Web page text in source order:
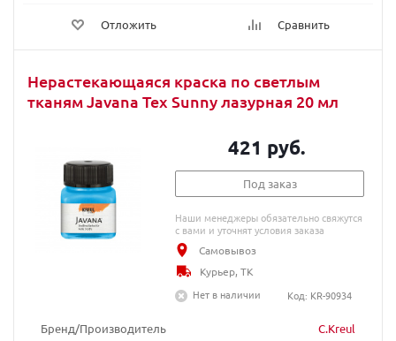
Отложить Сравнить
Нерастекающаяся краска по светлым
тканям Javana Tex Sunny лазурная 20 мл
Бренд/Производитель
C.Kreul
421 руб.
Под заказ
Наши менеджеры обязательно свяжутся
с вами и уточнят условия заказа
Самовывоз
Курьер, ТК
Нет в наличии
Код: KR-90934